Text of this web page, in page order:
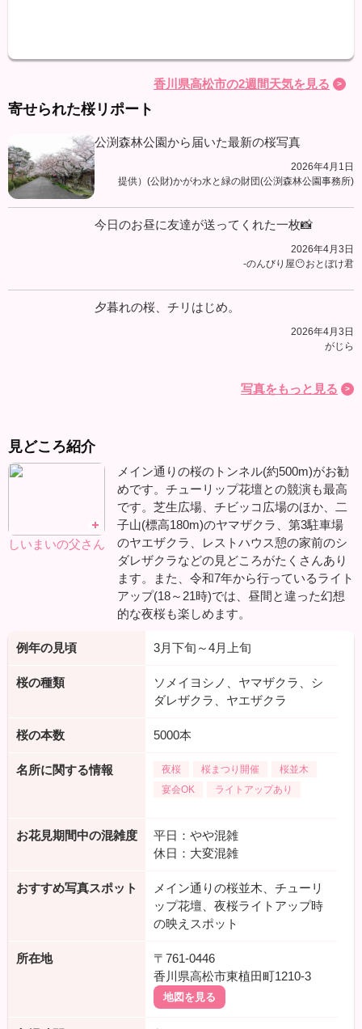
香川県高松市の2週間天気を見る
寄せられた桜リポート
公渕森林公園から届いた最新の桜写真
2026年4月1日
提供）(公財)かがわ水と緑の財団(公渕森林公園事務所)
今日のお昼に友達が送ってくれた一枚📸
2026年4月3日
-のんびり屋😶おとぼけ君
夕暮れの桜、チリはじめ。
2026年4月3日
がじら
写真をもっと見る
見どころ紹介
しいまいの父さん
メイン通りの桜のトンネル(約500m)がお勧
めです。チューリップ花壇との競演も最高
です。芝生広場、チビッコ広場のほか、二
子山(標高180m)のヤマザクラ、第3駐車場
のヤエザクラ、レストハウス憩の家前のシ
ダレザクラなどの見どころがたくさんあり
ます。また、令和7年から行っているライト
アップ(18～21時)では、昼間と違った幻想
的な夜桜も楽しめます。
例年の見頃 3月下旬～4月上旬
桜の種類
ソメイヨシノ、ヤマザクラ、シ
ダレザクラ、ヤエザクラ
桜の本数 5000本
名所に関する情報 夜桜 桜まつり開催
桜並木
宴会OK
ライトアップあり
お花見期間中の混雑度
平日：やや混雑
休日：大変混雑
おすすめ写真スポット
メイン通りの桜並木、チューリ
ップ花壇、夜桜ライトアップ時
の映えスポット
所在地
〒761-0446
香川県高松市東植田町1210-3
地図を見る